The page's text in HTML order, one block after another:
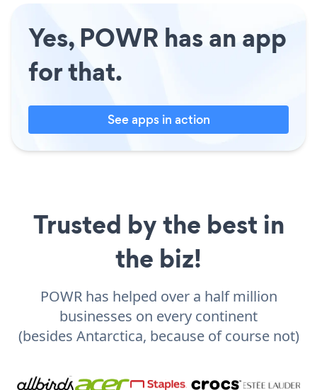
Yes, POWR has an app
for that.
See apps in action
Trusted by the best in
the biz!
POWR has helped over a half million
businesses on every continent
(besides Antarctica, because of course not)